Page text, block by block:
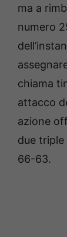
ma a
numero
chiama
attacco
azione
due
66-63.